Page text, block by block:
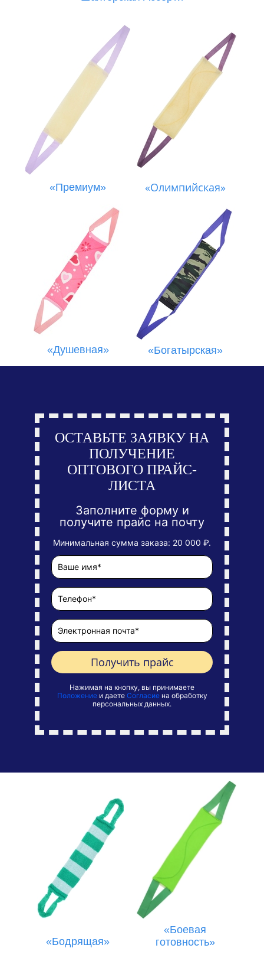
«Премиум» «Олимпийская»
«Душевная» «Богатырская»
ОСТАВЬТЕ ЗАЯВКУ НА
ПОЛУЧЕНИЕ
ОПТОВОГО ПРАЙС-
ЛИСТА
Заполните форму и
получите прайс на почту
Минимальная сумма заказа: 20 000 ₽.
Получить прайс
Нажимая на кнопку, вы принимаете
Положениеи даете Согласиена обработку
персональных данных.
«Бодрящая»
«Боевая
готовность»